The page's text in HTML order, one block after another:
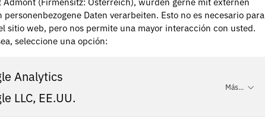
personenbezogene Daten verarbeiten. Esto no es necesario para
sitio web, pero nos permite una mayor interacción con usted.
seleccione una opción:
Analytics
LLC, EE.UU.
Más...